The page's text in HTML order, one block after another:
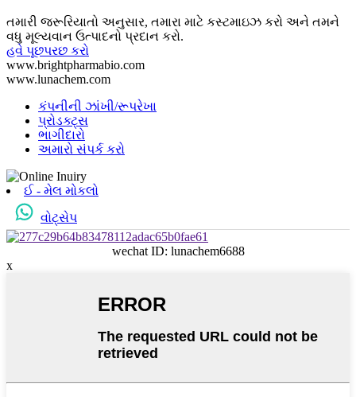
તમારી જરૂરિયાતો અનુસાર, તમારા માટે કસ્ટમાઇઝ કરો અને તમને
વધુ મૂલ્યવાન ઉત્પાદનો પ્રદાન કરો.
હવે પૂછપરછ કરો
www.brightpharmabio.com
www.lunachem.com
કંપનીની ઝાંખી/રૂપરેખા
પ્રોડક્ટ્સ
ભાગીદારો
અમારો સંપર્ક કરો
ઈ - મેલ મોકલો
વોટ્સેપ
wechat ID: lunachem6688
x